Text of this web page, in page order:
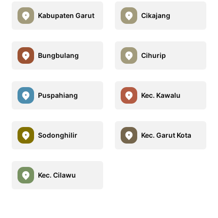
Kabupaten Garut Cikajang
Bungbulang Cihurip
Puspahiang Kec. Kawalu
Sodonghilir Kec. Garut Kota
Kec. Cilawu